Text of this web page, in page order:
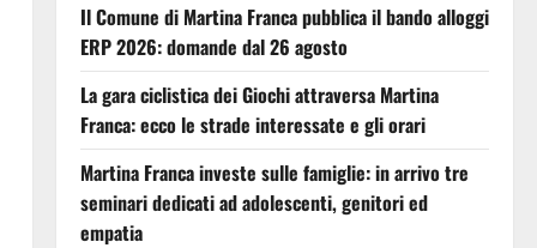
Il Comune di Martina Franca pubblica il bando alloggi
ERP 2026: domande dal 26 agosto
La gara ciclistica dei Giochi attraversa Martina
Franca: ecco le strade interessate e gli orari
Martina Franca investe sulle famiglie: in arrivo tre
seminari dedicati ad adolescenti, genitori ed
empatia